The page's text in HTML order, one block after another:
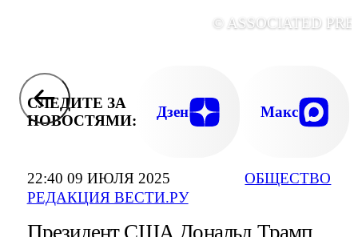
22:40 09 ИЮЛЯ 2025
РЕДАКЦИЯ ВЕСТИ.РУ
ОБЩЕСТВО
© ASSOCIATED
СЛЕДИТЕ ЗА
НОВОСТЯМИ:
Дзен Макс